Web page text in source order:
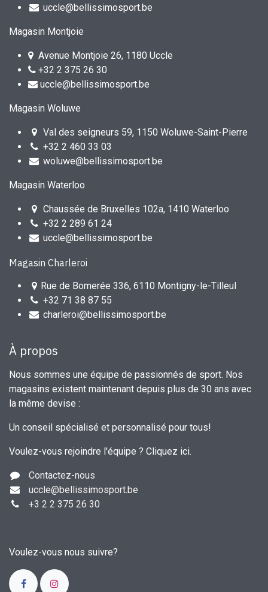
uccle@bellissimosport.be
Magasin Montjoie
Avenue Montjoie 26, 1180 Uccle
+32 2 375 26 30
uccle@bellissimosport.be
Magasin Woluwe
Val des seigneurs 59, 1150 Woluwe-Saint-Pierre
+32 2 460 33 03
woluwe@bellissimosport.be
Magasin Waterloo
Chaussée de Bruxelles 102a, 1410 Waterloo
+32 2 289 61 24
uccle@bellissimosport.be
Magasin Charleroi
Rue de Bomerée 336, 6110 Montigny-le-Tilleul
+32 71 38 87 55
charleroi@bellissimosport.be
À propos
Nous sommes une équipe de passionnés de sport. Nos
magasins existent maintenant depuis plus de 30 ans avec
la même devise :
Un conseil spécialisé et personnalisé pour tous!
Voulez-vous rejoindre l'équipe ? Cliquez ici.
Contactez-nous
uccle@bellissimosport.be
+3 2 2 375 26 30
Voulez-vous nous suivre?